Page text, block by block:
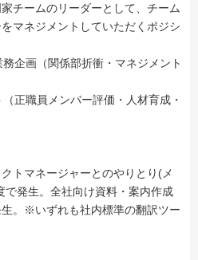
チームのリーダーとして、チーム
マネジメントしていただくポジシ
務企画（関係部折衝・マネジメント
正職員メンバー評価・人材育成・
トマネージャーとのやりとり(メ
で発生。全社向け資料・案内作成
。※いずれも社内標準の翻訳ツー